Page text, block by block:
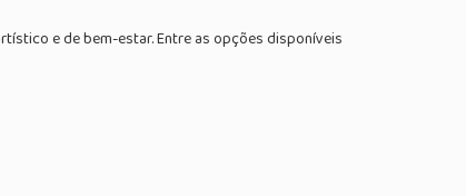
e de bem-estar. Entre as opções disponíveis